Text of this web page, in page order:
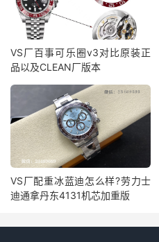
VS厂百事可乐圈v3对比原装正
品以及CLEAN厂版本
VS厂配重冰蓝迪怎么样?劳力士
迪通拿丹东4131机芯加重版